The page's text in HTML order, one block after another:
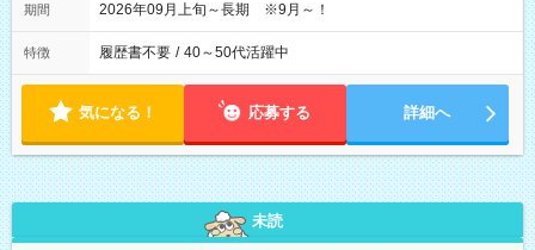
期間 2026年09月上旬～長期 ※9月～！
特徴 履歴書不要 / 40～50代活躍中
気になる！ 応募する 詳細へ
未読